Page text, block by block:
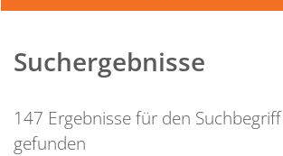
Suchergebnisse
147 Ergebnisse für den Suchbegriff
gefunden